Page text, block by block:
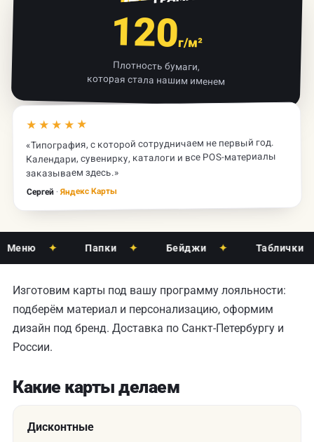
120г/м²
Плотность бумаги,
которая стала нашим именем
★★★★★
«Типография, с которой сотрудничаем не первый год.
Календари, сувенирку, каталоги и все POS-материалы
заказываем здесь.»
Сергей· Яндекс Карты
✦ Папки ✦ Бейджи ✦ Таблички ✦
Изготовим карты под вашу программу лояльности:
подберём материал и персонализацию, оформим
дизайн под бренд. Доставка по Санкт-Петербургу и
России.
Какие карты делаем
Дисконтные